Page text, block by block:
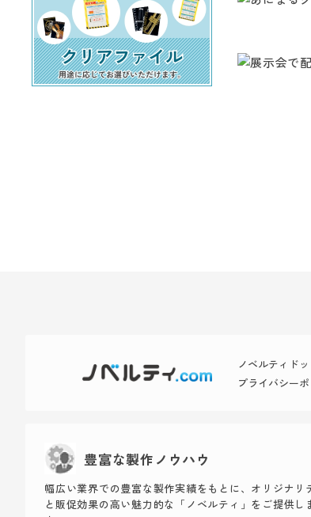
ノベルティド
プライバシー
豊富な製作ノウハウ
幅広い業界での豊富な製作実績をもとに、オリジナリ
と販促効果の高い魅力的な「ノベルティ」をご提供し